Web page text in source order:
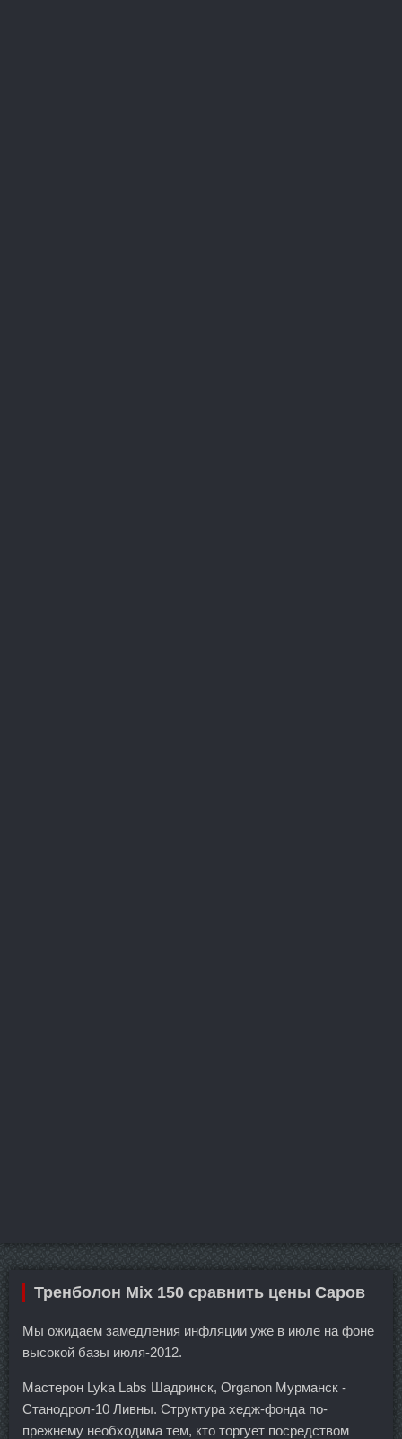
Тренболон Mix 150 сравнить цены Саров
Мы ожидаем замедления инфляции уже в июле на фоне
высокой базы июля-2012.
Мастерон Lyka Labs Шадринск, Organon Мурманск -
Станодрол-10 Ливны. Структура хедж-фонда по-
прежнему необходима тем, кто торгует посредством